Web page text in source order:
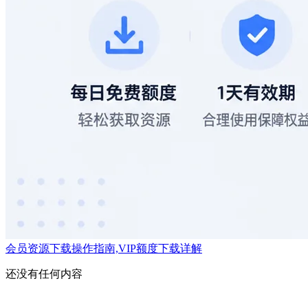
会员资源下载操作指南,VIP额度下载详解
还没有任何内容